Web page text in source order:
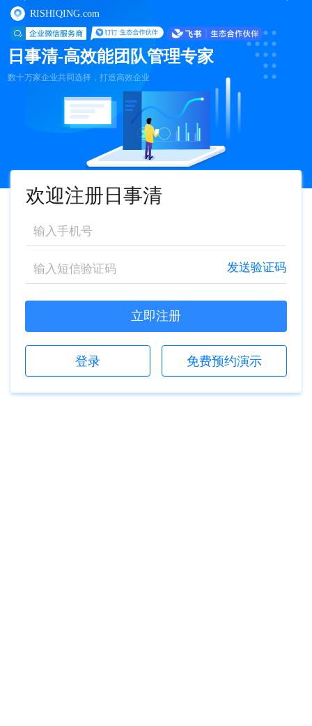
RISHIQING.com
日事清-高效能团队管理专家
数十万家企业共同选择，打造高效企业
欢迎注册日事清
发送验证码
立即注册
登录 免费预约演示